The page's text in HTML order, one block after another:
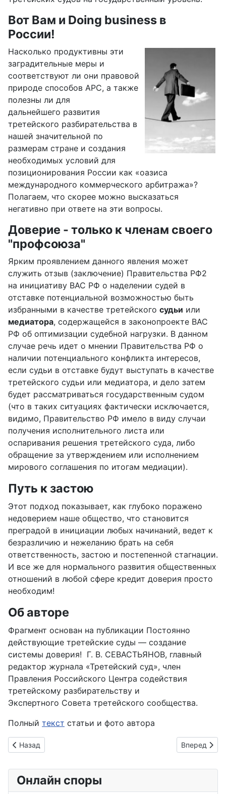
Вот Вам и Doing business в
России!
Насколько продуктивны эти
заградительные меры и
соответствуют ли они правовой
природе способов АРС, а также
полезны ли для
дальнейшего развития
третейского разбирательства в
нашей значительной по
размерам стране и создания
необходимых условий для
позиционирования России как «оазиса
международного коммерческого арбитража»?
Полагаем, что скорее можно высказаться
негативно при ответе на эти вопросы.
Доверие - только к членам своего
"профсоюза"
Ярким проявлением данного явления может
служить отзыв (заключение) Правительства РФ2
на инициативу ВАС РФ о наделении судей в
отставке потенциальной возможностью быть
избранными в качестве третейского судьи или
медиатора, содержащейся в законопроекте ВАС
РФ об оптимизации судебной нагрузки. В данном
случае речь идет о мнении Правительства РФ о
наличии потенциального конфликта интересов,
если судьи в отставке будут выступать в качестве
третейского судьи или медиатора, и дело затем
будет рассматриваться государственным судом
(что в таких ситуациях фактически исключается,
видимо, Правительство РФ имело в виду случаи
получения исполнительного листа или
оспаривания решения третейского суда, либо
обращение за утверждением или исполнением
мирового соглашения по итогам медиации).
Путь к застою
Этот подход показывает, как глубоко поражено
недоверием наше общество, что становится
преградой в инициации любых начинаний, ведет к
безразличию и нежеланию брать на себя
ответственность, застою и постепенной стагнации.
И все же для нормального развития общественных
отношений в любой сфере кредит доверия просто
необходим!
Об авторе
Фрагмент основан на публикации Постоянно
действующие третейские суды — создание
системы доверия! Г. В. СЕВАСТЬЯНОВ, главный
редактор журнала «Третейский суд», член
Правления Российского Центра содействия
третейскому разбирательству и
Экспертного Совета третейского сообщества.
Полный текст статьи и фото автора
Предыдущий: Присяжные в арбитражном суде?
Назад Следующий:
Вперед
Онлайн споры